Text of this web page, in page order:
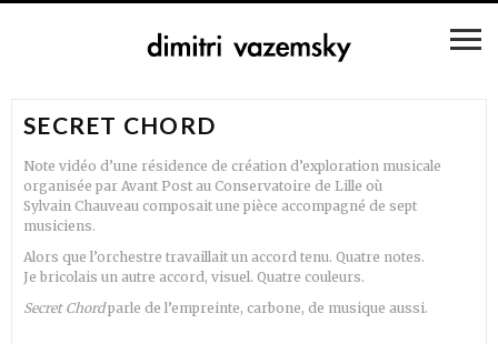
SECRET CHORD
Note vidéo d’une résidence de création d’exploration musicale
organisée par Avant Post au Conservatoire de Lille où
Sylvain Chauveau composait une pièce accompagné de sept
musiciens.
Alors que l’orchestre travaillait un accord tenu. Quatre notes.
Je bricolais un autre accord, visuel. Quatre couleurs.
Secret Chordparle de l’empreinte, carbone, de musique aussi.